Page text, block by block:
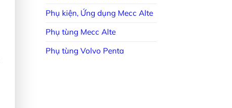
Phụ kiện, Ứng dụng Mecc Alte
Phụ tùng Mecc Alte
Phụ tùng Volvo Penta